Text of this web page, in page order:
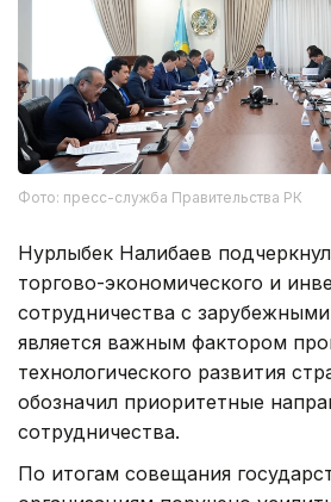
Фото: пресс-служба Правительства РК
Нурлыбек Налибаев
торгово-экономического и
сотрудничества с
является важным фактором
технологического развития
обозначил приоритетные
сотрудничества.
По итогам совещания